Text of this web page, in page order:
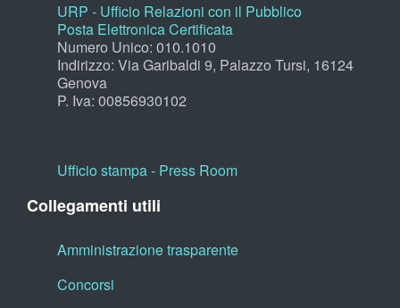
URP - Ufficio Relazioni con il Pubblico
Posta Elettronica Certificata
Numero Unico: 010.1010
Indirizzo: Via Garibaldi 9, Palazzo Tursi, 16124
Genova
P. Iva: 00856930102
Ufficio stampa - Press Room
Collegamenti utili
Amministrazione trasparente
Concorsi